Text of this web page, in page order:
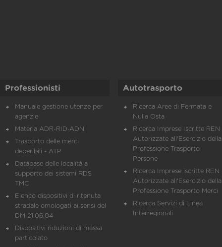
Professionisti
Manuale gestione utenze per
agenzie
Materia ADR-RID-ADN
Trasporto delle merci
deperibili - ATP
Database delle località a
supporto dei sistemi RDS
TMC
Elenco dispositivi di ritenuta
stradale omologati ai sensi del
DM 21.06.04
Dispositivi riduzioni di massa
particolato
Autotrasporto
Ricerca Aree di Fermata e
Nulla Osta
Ricerca Imprese Iscritte REN
Autorizzate all'Esercizio della
Professione Trasporto
Persone
Ricerca Imprese iscritte REN
Autorizzate all'Esercizio della
Professione Trasporto Merci
Ricerca Servizi di Linea
Interregionali